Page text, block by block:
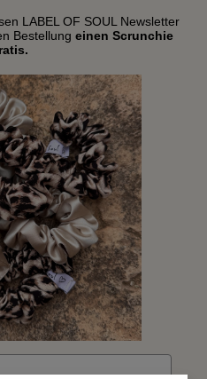
LABEL OF SOUL Newsletter
Bestellung einen Scrunchie